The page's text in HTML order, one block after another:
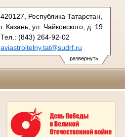
развернуть
420127, Республика Татарстан,
г. Казань, ул. Чайковского, д. 19
Тел.: (843) 264-92-02
aviastroitelny.tat@sudrf.ru